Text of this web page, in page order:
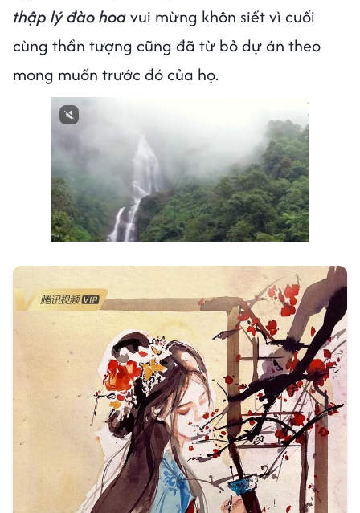
thập lý đào hoavui mừng khôn siết vì cuối
cùng thần tượng cũng đã từ bỏ dự án theo
mong muốn trước đó của họ.